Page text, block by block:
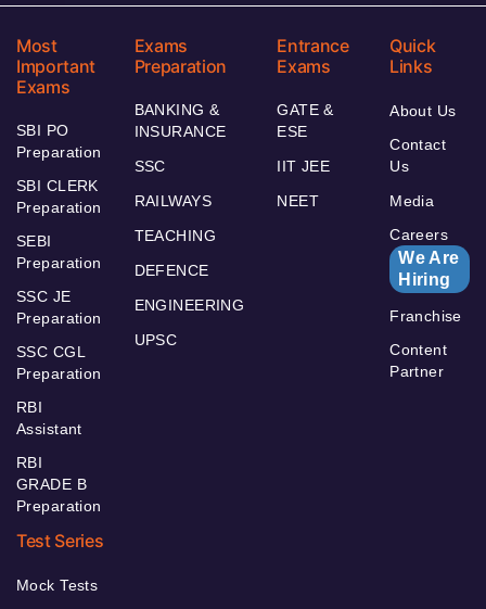
Most
Important
Exams
SBI PO
Preparation
SBI CLERK
Preparation
SEBI
Preparation
SSC JE
Preparation
SSC CGL
Preparation
RBI
Assistant
RBI
GRADE B
Preparation
Exams
Preparation
BANKING &
INSURANCE
SSC
RAILWAYS
TEACHING
DEFENCE
ENGINEERING
UPSC
Entrance
Exams
GATE &
ESE
IIT JEE
NEET
Quick
Links
About Us
Contact
Us
Media
Careers
We Are
Hiring
Franchise
Content
Partner
Test Series
Mock Tests